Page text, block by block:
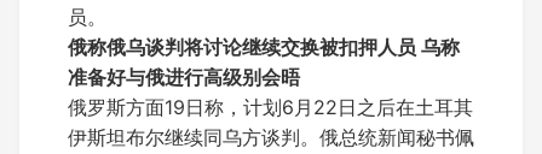
员。
俄称俄乌谈判将讨论继续交换被扣押人员 乌称
准备好与俄进行高级别会晤
俄罗斯方面19日称，计划6月22日之后在土耳其
伊斯坦布尔继续同乌方谈判。俄总统新闻秘书佩